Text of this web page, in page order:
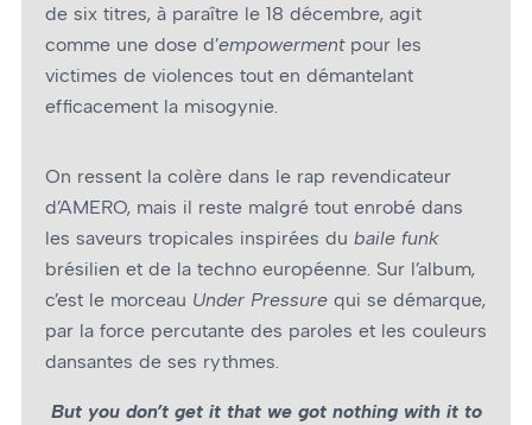
de six titres, à paraître le 18 décembre, agit
comme une dose d’empowermentpour les
victimes de violences tout en démantelant
efficacement la misogynie.
On ressent la colère dans le rap revendicateur
d’AMERO, mais il reste malgré tout enrobé dans
les saveurs tropicales inspirées du baile funk
brésilien et de la techno européenne. Sur l’album,
c’est le morceau Under Pressure qui se démarque,
par la force percutante des paroles et les couleurs
dansantes de ses rythmes.
But you don’t get it that we got nothing with it to